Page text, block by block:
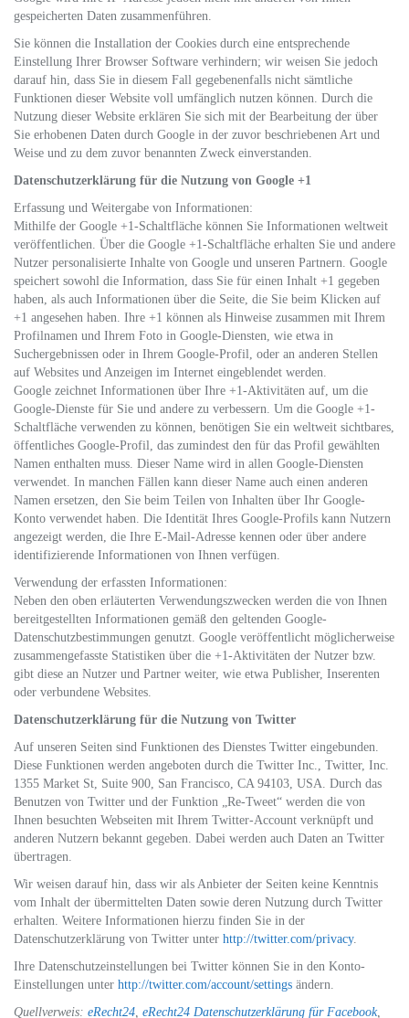
gespeicherten Daten zusammenführen.
Sie können die Installation der Cookies durch eine entsprechende
Einstellung Ihrer Browser Software verhindern; wir weisen Sie jedoch
darauf hin, dass Sie in diesem Fall gegebenenfalls nicht sämtliche
Funktionen dieser Website voll umfänglich nutzen können. Durch die
Nutzung dieser Website erklären Sie sich mit der Bearbeitung der über
Sie erhobenen Daten durch Google in der zuvor beschriebenen Art und
Weise und zu dem zuvor benannten Zweck einverstanden.
Datenschutzerklärung für die Nutzung von Google +1
Erfassung und Weitergabe von Informationen:
Mithilfe der Google +1-Schaltfläche können Sie Informationen weltweit
veröffentlichen. Über die Google +1-Schaltfläche erhalten Sie und andere
Nutzer personalisierte Inhalte von Google und unseren Partnern. Google
speichert sowohl die Information, dass Sie für einen Inhalt +1 gegeben
haben, als auch Informationen über die Seite, die Sie beim Klicken auf
+1 angesehen haben. Ihre +1 können als Hinweise zusammen mit Ihrem
Profilnamen und Ihrem Foto in Google-Diensten, wie etwa in
Suchergebnissen oder in Ihrem Google-Profil, oder an anderen Stellen
auf Websites und Anzeigen im Internet eingeblendet werden.
Google zeichnet Informationen über Ihre +1-Aktivitäten auf, um die
Google-Dienste für Sie und andere zu verbessern. Um die Google +1-
Schaltfläche verwenden zu können, benötigen Sie ein weltweit sichtbares,
öffentliches Google-Profil, das zumindest den für das Profil gewählten
Namen enthalten muss. Dieser Name wird in allen Google-Diensten
verwendet. In manchen Fällen kann dieser Name auch einen anderen
Namen ersetzen, den Sie beim Teilen von Inhalten über Ihr Google-
Konto verwendet haben. Die Identität Ihres Google-Profils kann Nutzern
angezeigt werden, die Ihre E-Mail-Adresse kennen oder über andere
identifizierende Informationen von Ihnen verfügen.
Verwendung der erfassten Informationen:
Neben den oben erläuterten Verwendungszwecken werden die von Ihnen
bereitgestellten Informationen gemäß den geltenden Google-
Datenschutzbestimmungen genutzt. Google veröffentlicht möglicherweise
zusammengefasste Statistiken über die +1-Aktivitäten der Nutzer bzw.
gibt diese an Nutzer und Partner weiter, wie etwa Publisher, Inserenten
oder verbundene Websites.
Datenschutzerklärung für die Nutzung von Twitter
Auf unseren Seiten sind Funktionen des Dienstes Twitter eingebunden.
Diese Funktionen werden angeboten durch die Twitter Inc., Twitter, Inc.
1355 Market St, Suite 900, San Francisco, CA 94103, USA. Durch das
Benutzen von Twitter und der Funktion „Re-Tweet“ werden die von
Ihnen besuchten Webseiten mit Ihrem Twitter-Account verknüpft und
anderen Nutzern bekannt gegeben. Dabei werden auch Daten an Twitter
übertragen.
Wir weisen darauf hin, dass wir als Anbieter der Seiten keine Kenntnis
vom Inhalt der übermittelten Daten sowie deren Nutzung durch Twitter
erhalten. Weitere Informationen hierzu finden Sie in der
Datenschutzerklärung von Twitter unter http://twitter.com/privacy.
Ihre Datenschutzeinstellungen bei Twitter können Sie in den Konto-
Einstellungen unter http://twitter.com/account/settings ändern.
Quellverweis: eRecht24, eRecht24 Datenschutzerklärung für Facebook,